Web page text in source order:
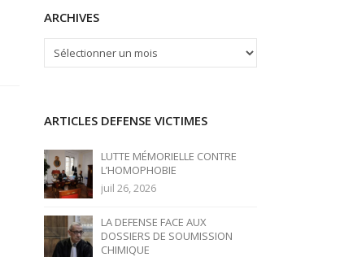
ARCHIVES
ARCHIVES
ARTICLES DEFENSE VICTIMES
LUTTE MÉMORIELLE CONTRE
L’HOMOPHOBIE
juil 26, 2026
LA DEFENSE FACE AUX
DOSSIERS DE SOUMISSION
CHIMIQUE